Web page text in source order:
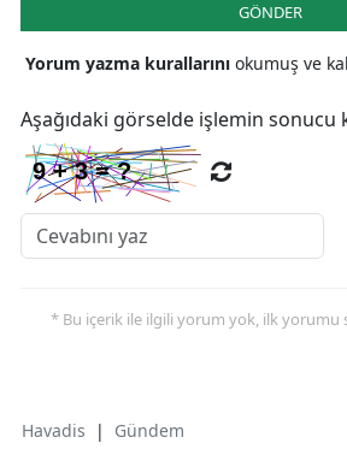
GÖNDER
Yorum yazma kurallarını okumuş ve
Aşağıdaki görselde işlemin sonucu
* Bu içerik ile ilgili yorum yok, ilk yorumu
Havadis | Gündem